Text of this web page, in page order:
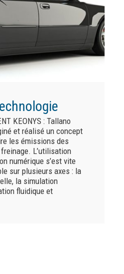
KEONYS : Tallano
et réalisé un concept
les émissions des
L’utilisation
numérique s’est vite
sur plusieurs axes : la
la simulation
fluidique et